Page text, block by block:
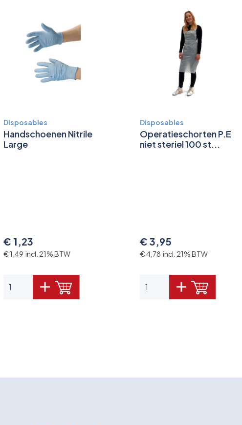
Disposables
Handschoenen Nitrile
Large
€ 1,23
€ 1,49 incl. 21% BTW
Disposables
Operatieschorten P.E
niet steriel 100 st...
€ 3,95
€ 4,78 incl. 21% BTW